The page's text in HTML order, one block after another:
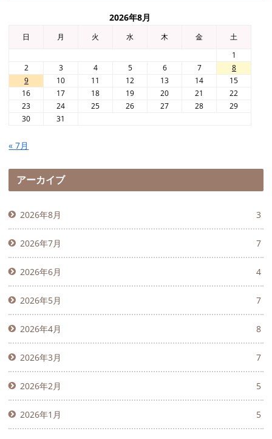
2026年8月
日 月 火 水 木 金
土
1
2
3 4 5 6 7
8
9
10 11 12 13 14
15
16
17 18 19 20 21
22
23
24 25 26 27 28
29
30
31
« 7月
アーカイブ
2026年8月 3
2026年7月 7
2026年6月 4
2026年5月 7
2026年4月 8
2026年3月 7
2026年2月 5
2026年1月 5